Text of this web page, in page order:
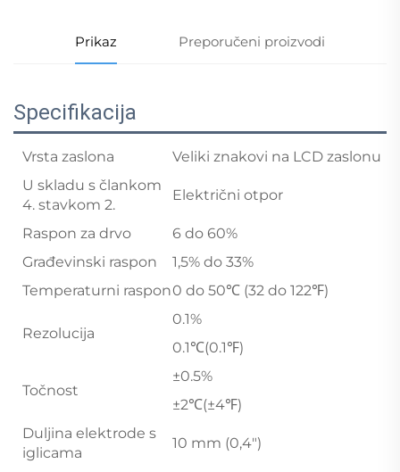
Prikaz Preporučeni proizvodi
Specifikacija
Vrsta zaslona
Veliki znakovi na LCD zaslonu
U skladu s člankom
4. stavkom 2.
Električni otpor
Raspon za drvo
6 do 60%
Građevinski raspon
1,5% do 33%
Temperaturni raspon0 do 50℃ (32 do 122℉)
Rezolucija
0.1%
0.1℃(0.1℉)
Točnost
±0.5%
±2℃(±4℉)
Duljina elektrode s
iglicama
10 mm (0,4")